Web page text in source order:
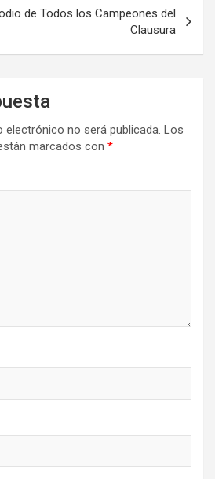
de Todos los Campeones del
Clausura
electrónico no será publicada. Los
marcados con *